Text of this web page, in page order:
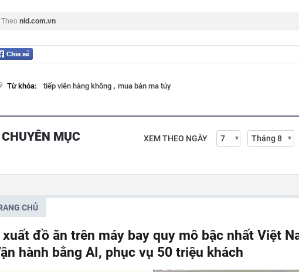
Theo nld.com.vn
Từ khóa: tiếp viên hàng không , mua bán ma túy
MỤC XEM THEO NGÀY
CHỦ
xuất đồ ăn trên máy bay quy mô bậc nhất Việt
hành bằng AI, phục vụ 50 triệu khách